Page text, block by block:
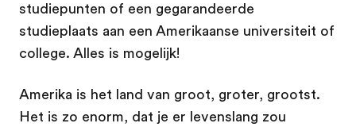
studiepunten of een gegarandeerde
studieplaats aan een Amerikaanse universiteit of
college. Alles is mogelijk!
Amerika is het land van groot, groter, grootst.
Het is zo enorm, dat je er levenslang zou